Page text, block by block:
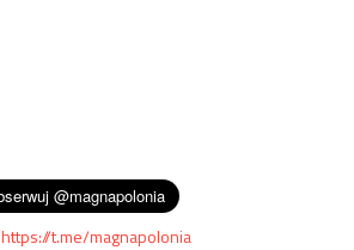
https://t.me/magnapolonia